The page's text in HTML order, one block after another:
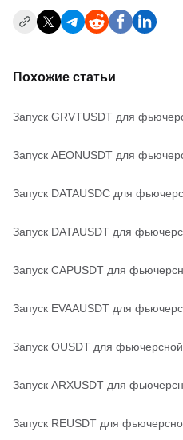
Похожие статьи
Запуск GRVTUSDT для
Запуск AEONUSDT для
Запуск DATAUSDC для
Запуск DATAUSDT для
Запуск CAPUSDT для
Запуск EVAAUSDT для
Запуск OUSDT для
Запуск ARXUSDT для
Запуск REUSDT для